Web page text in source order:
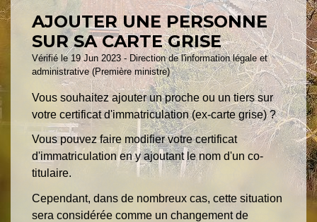
AJOUTER UNE PERSONNE
SUR SA CARTE GRISE
Vérifié le 19 Jun 2023 - Direction de l'information légale et
administrative (Première ministre)
Vous souhaitez ajouter un proche ou un tiers sur
votre certificat d'immatriculation (ex-carte grise) ?
Vous pouvez faire modifier votre certificat
d'immatriculation en y ajoutant le nom d'un co-
titulaire.
Cependant, dans de nombreux cas, cette situation
sera considérée comme un changement de